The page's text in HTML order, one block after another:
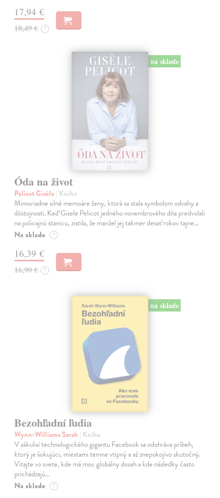
17,94 €
18,49 € ?
na sklade
Óda na život
Pelicot Giséle | Kniha
Mimoriadne silné memoáre ženy, ktorá sa stala symbolom odvahy a
dôstojnosti. Keď Gisele Pelicot jedného novembrového dňa predvolali
na policajnú stanicu, zistila, že manžel jej takmer desať rokov tajne…
Na sklade ?
16,39 €
16,90 € ?
na sklade
Bezohľadní ľudia
Wynn-Williams Sarah | Kniha
V zákulisí technologického gigantu Facebook sa odohráva príbeh,
ktorý je šokujúci, miestami temne vtipný a až znepokojivo skutočný.
Vitajte vo svete, kde má moc globálny dosah a kde následky často
prichádzajú…
Na sklade ?